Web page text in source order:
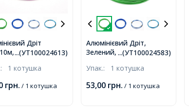
...(УТ100024613)
Дріт
Рожевий, 1мм,
1 котушка
грн. / 1 котушка
...(УТ100024583)
Алюмінієвий Дріт,
Зелений, 1мм, близько
Упак.: 1 котушка
53,00 грн. / 1 котушка